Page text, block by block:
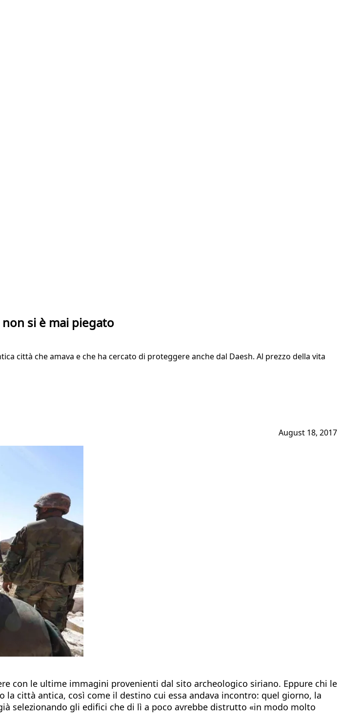
si è mai piegato
città che amava e che ha cercato di proteggere anche dal Daesh. Al prezzo della vita
August 18, 2017
con le ultime immagini provenienti dal sito archeologico siriano. Eppure chi le
città antica, così come il destino cui essa andava incontro: quel giorno, la
selezionando gli edifici che di lì a poco avrebbe distrutto «in modo molto